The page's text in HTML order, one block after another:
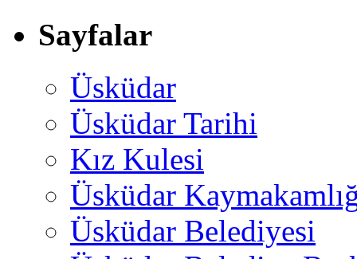
Sayfalar
Üsküdar
Üsküdar Tarihi
Kız Kulesi
Üsküdar
Üsküdar Belediyesi